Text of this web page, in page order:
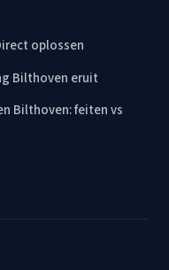
oplossen
Bilthoven eruit
Bilthoven: feiten vs